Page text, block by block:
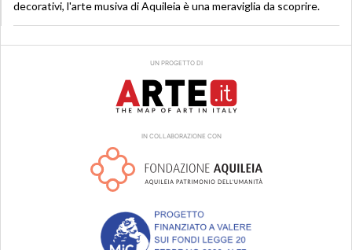
decorativi, l'arte musiva di Aquileia è una meraviglia da scoprire.
UN PROGETTO DI
IN COLLABORAZIONE CON